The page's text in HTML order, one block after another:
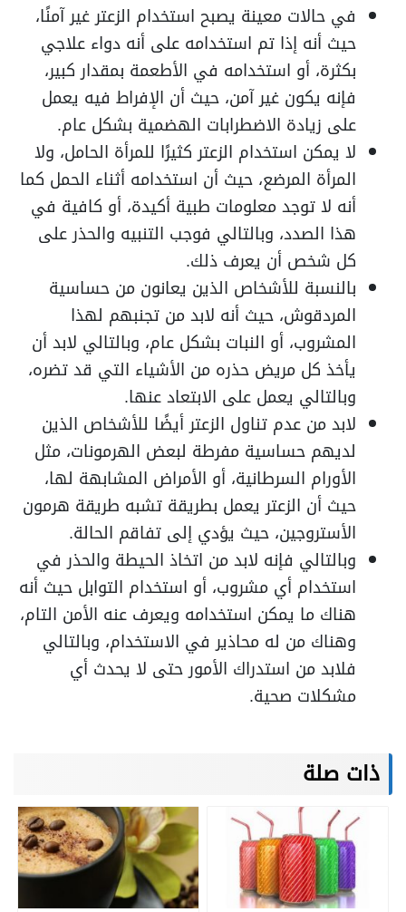
في حالات معينة يصبح استخدام الزعتر غير آمنًا،
حيث أنه إذا تم استخدامه على أنه دواء علاجي
بكثرة، أو استخدامه في الأطعمة بمقدار كبير،
فإنه يكون غير آمن، حيث أن الإفراط فيه يعمل
على زيادة الاضطرابات الهضمية بشكل عام.
لا يمكن استخدام الزعتر كثيرًا للمرأة الحامل، ولا
المرأة المرضع، حيث أن استخدامه أثناء الحمل كما
أنه لا توجد معلومات طبية أكيدة، أو كافية في
هذا الصدد، وبالتالي فوجب التنبيه والحذر على
كل شخص أن يعرف ذلك.
بالنسبة للأشخاص الذين يعانون من حساسية
المردقوش، حيث أنه لابد من تجنبهم لهذا
المشروب، أو النبات بشكل عام، وبالتالي لابد أن
يأخذ كل مريض حذره من الأشياء التي قد تضره،
وبالتالي يعمل على الابتعاد عنها.
لابد من عدم تناول الزعتر أيضًا للأشخاص الذين
لديهم حساسية مفرطة لبعض الهرمونات، مثل
الأورام السرطانية، أو الأمراض المشابهة لها،
حيث أن الزعتر يعمل بطريقة تشبه طريقة هرمون
الأستروجين، حيث يؤدي إلى تفاقم الحالة.
وبالتالي فإنه لابد من اتخاذ الحيطة والحذر في
استخدام أي مشروب، أو استخدام التوابل حيث أنه
هناك ما يمكن استخدامه ويعرف عنه الأمن التام،
وهناك من له محاذير في الاستخدام، وبالتالي
فلابد من استدراك الأمور حتى لا يحدث أي
مشكلات صحية.
ذات صلة